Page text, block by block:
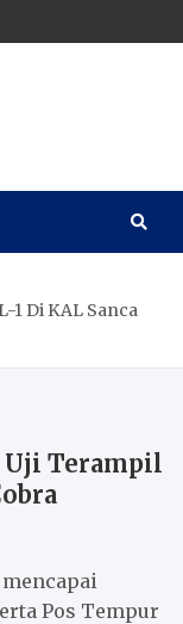
1 Di KAL Sanca
Uji Terampil
mencapai
Pos Tempur